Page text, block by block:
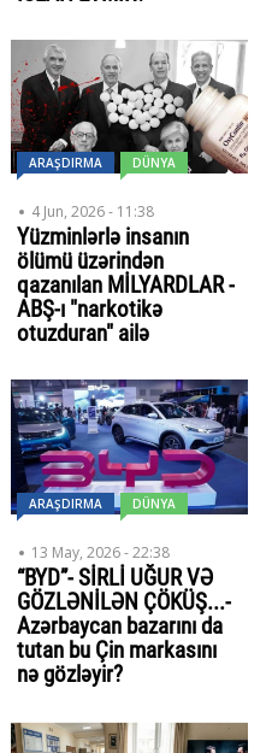
ARAŞDIRMA DÜNYA
4 Jun, 2026 - 11:38
Yüzminlərlə insanın
ölümü üzərindən
qazanılan MİLYARDLAR -
ABŞ-ı "narkotikə
otuzduran" ailə
ARAŞDIRMA DÜNYA
13 May, 2026 - 22:38
“BYD”- SİRLİ UĞUR VƏ
GÖZLƏNİLƏN ÇÖKÜŞ...-
Azərbaycan bazarını da
tutan bu Çin markasını
nə gözləyir?